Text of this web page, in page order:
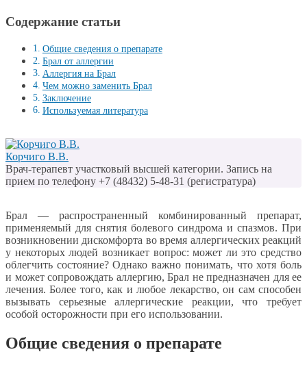
Содержание статьи
Общие сведения о препарате
Брал от аллергии
Аллергия на Брал
Чем можно заменить Брал
Заключение
Используемая литература
Корчиго В.В.
Врач-терапевт участковый высшей категории. Запись на
прием по телефону +7 (48432) 5-48-31 (регистратура)
Брал — распространенный комбинированный препарат,
применяемый для снятия болевого синдрома и спазмов. При
возникновении дискомфорта во время аллергических реакций
у некоторых людей возникает вопрос: может ли это средство
облегчить состояние? Однако важно понимать, что хотя боль
и может сопровождать аллергию, Брал не предназначен для ее
лечения. Более того, как и любое лекарство, он сам способен
вызывать серьезные аллергические реакции, что требует
особой осторожности при его использовании.
Общие сведения о препарате